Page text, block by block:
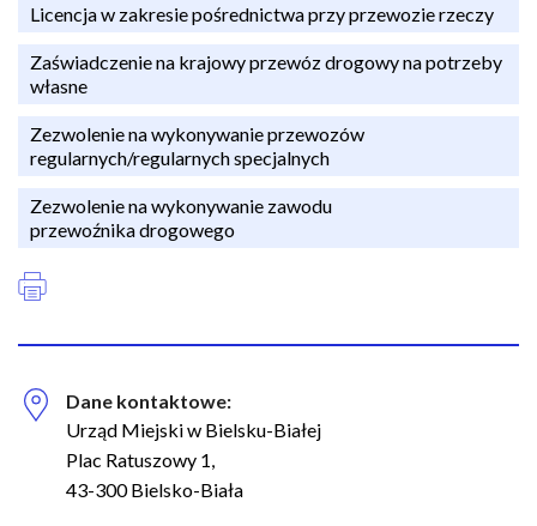
Licencja w zakresie pośrednictwa przy przewozie rzeczy
Zaświadczenie na krajowy przewóz drogowy na potrzeby
własne
Zezwolenie na wykonywanie przewozów
regularnych/regularnych specjalnych
Zezwolenie na wykonywanie zawodu
przewoźnika drogowego
Dane kontaktowe:
Urząd Miejski w Bielsku-Białej
Plac Ratuszowy 1,
43-300 Bielsko-Biała